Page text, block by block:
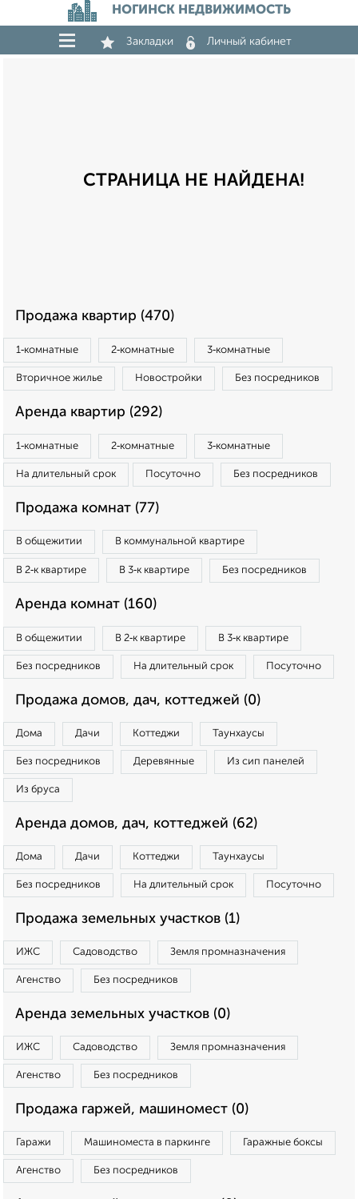
НОГИНСК НЕДВИЖИМОСТЬ
Закладки Личный кабинет
СТРАНИЦА НЕ НАЙДЕНА!
Продажа квартир (470)
1‑комнатные 2‑комнатные 3‑комнатные
Вторичное жилье Новостройки Без посредников
Аренда квартир (292)
1‑комнатные 2‑комнатные 3‑комнатные
На длительный срок Посуточно Без посредников
Продажа комнат (77)
В общежитии В коммунальной квартире
В 2‑к квартире В 3‑к квартире Без посредников
Аренда комнат (160)
В общежитии В 2‑к квартире В 3‑к квартире
Без посредников На длительный срок Посуточно
Продажа домов, дач, коттеджей (0)
Дома Дачи Коттеджи Таунхаусы
Без посредников Деревянные Из сип панелей
Из бруса
Аренда домов, дач, коттеджей (62)
Дома Дачи Коттеджи Таунхаусы
Без посредников На длительный срок Посуточно
Продажа земельных участков (1)
ИЖС Садоводство Земля промназначения
Агенство Без посредников
Аренда земельных участков (0)
ИЖС Садоводство Земля промназначения
Агенство Без посредников
Продажа гаржей, машиномест (0)
Гаражи Машиноместа в паркинге Гаражные боксы
Агенство Без посредников